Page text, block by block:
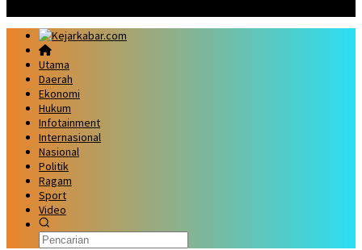
Utama
Daerah
Ekonomi
Hukum
Infotainment
Internasional
Nasional
Politik
Ragam
Sport
Video